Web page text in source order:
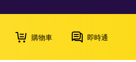
購物車 即時通